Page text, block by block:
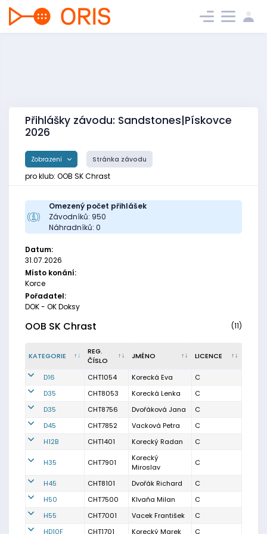
Přihlášky závodu: Sandstones|Pískovce
2026
Zobrazení Stránka závodu
pro klub: OOB SK Chrast
Omezený počet přihlášek
Závodníků: 950
Náhradníků: 0
Datum:
31.07.2026
Místo konání:
Korce
Pořadatel:
DOK - OK Doksy
OOB SK Chrast (11)
KATEGORIE
REG.
ČÍSLO
JMÉNO LICENCE
D16 CHT1054 Korecká Eva
C
D35
CHT8053 Korecká Lenka
C
D35
CHT8756 Dvořáková Jana
C
D45
CHT7852 Vacková Petra
C
H12B
CHT1401 Korecký Radan C
H35 CHT7901
Korecký
Miroslav
C
H45 CHT8101 Dvořák Richard
C
H50
CHT7500 Klvaňa Milan
C
H55
CHT7001 Vacek František
C
HD10F
CHT1701 Korecký Marek C